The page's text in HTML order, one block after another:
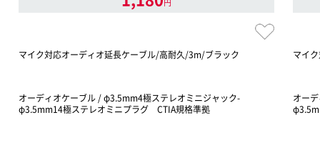
円
マイク対応オーディオ延長ケーブル/高耐久/3m/ブラック
オーディオケーブル / φ3.5mm4極ステレオミニジャック-
φ3.5mm14極ステレオミニプラグ CTIA規格準拠
マイ
オー